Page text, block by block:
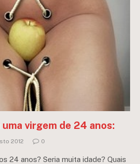
virgem de 24 anos:
2012 0
24 anos? Seria muita idade? Quais